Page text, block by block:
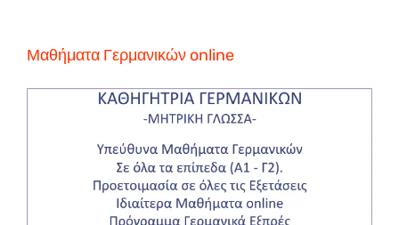
Μαθήματα Γερμανικών online